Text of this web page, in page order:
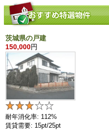
茨城県の戸建
150,000円
耐年消化率: 112%
賃貸需要: 15pt/25pt